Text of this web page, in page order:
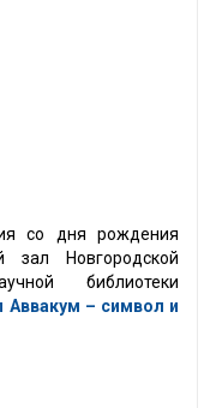
со дня рождения
зал Новгородской
библиотеки
Аввакум – символ и